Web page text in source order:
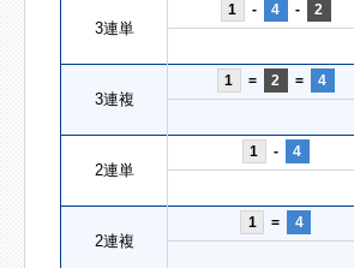
3連単
1 - 4 - 2
3連複
1 = 2 = 4
2連単
1 - 4
2連複
1 = 4